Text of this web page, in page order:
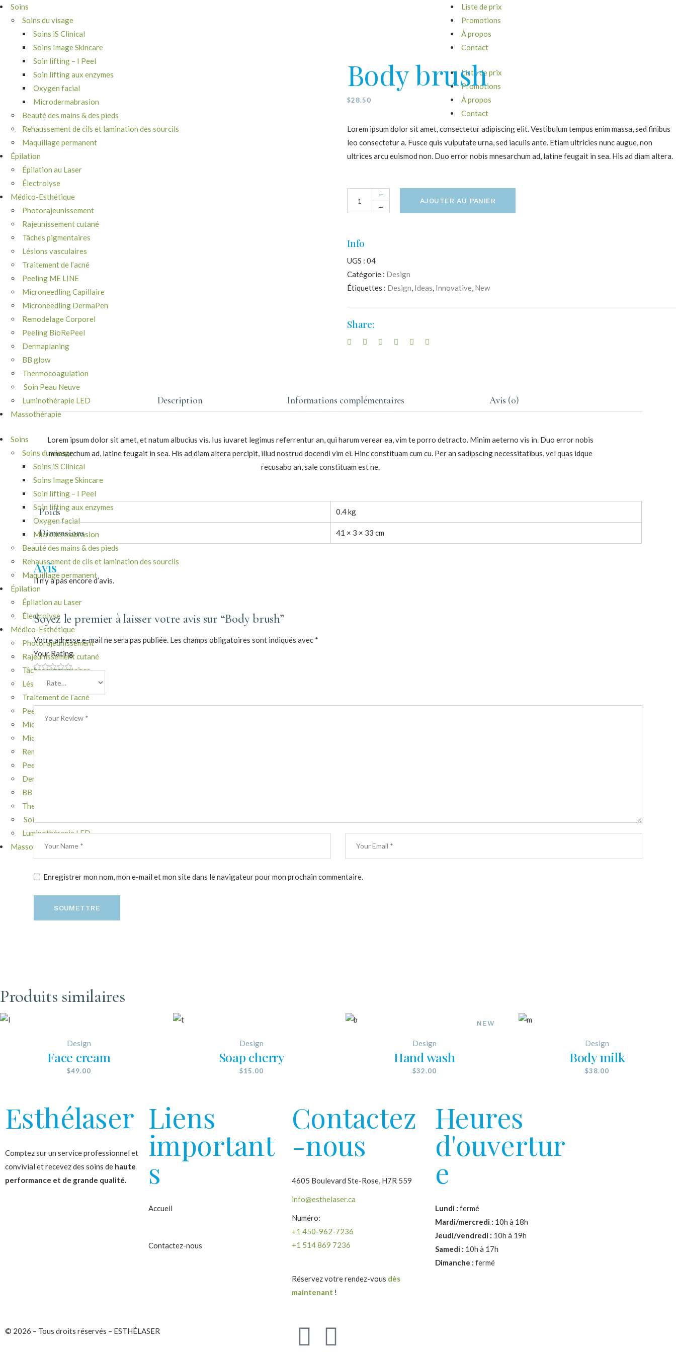
Soins
Soins du visage
Soins iS Clinical
Soins Image Skincare
Soin lifting – I Peel
Soin lifting aux enzymes
Oxygen facial
Microdermabrasion
Beauté des mains & des pieds
Rehaussement de cils et lamination des sourcils
Maquillage permanent
Épilation
Épilation au Laser
Électrolyse
Médico-Esthétique
Photorajeunissement
Rajeunissement cutané
Tâches pigmentaires
Lésions vasculaires
Traitement de l’acné
Peeling ME LINE
Microneedling Capillaire
Microneedling DermaPen
Remodelage Corporel
Peeling BioRePeel
Dermaplaning
BB glow
Thermocoagulation
Soin Peau Neuve
Luminothérapie LED
Massothérapie
Soins
Soins du visage
Soins iS Clinical
Soins Image Skincare
Soin lifting – I Peel
Soin lifting aux enzymes
Oxygen facial
Microdermabrasion
Beauté des mains & des pieds
Rehaussement de cils et lamination des sourcils
Maquillage permanent
Épilation
Épilation au Laser
Électrolyse
Médico-Esthétique
Photorajeunissement
Rajeunissement cutané
Tâches pigmentaires
Lésions vasculaires
Traitement de l’acné
Peeling ME LINE
Microneedling Capillaire
Microneedling DermaPen
Remodelage Corporel
Peeling BioRePeel
Dermaplaning
BB glow
Thermocoagulation
Soin Peau Neuve
Luminothérapie LED
Massothérapie
Liste de prix
Promotions
À propos
Contact
Liste de prix
Promotions
À propos
Contact
Body brush
$28.50
Lorem ipsum dolor sit amet, consectetur adipiscing elit. Vestibulum tempus enim massa, sed finibus
leo consectetur a. Fusce quis vulputate urna, sed iaculis ante. Etiam ultricies nunc augue, non
ultrices arcu euismod non. Duo error nobis mnesarchum ad, latine feugait in sea. His ad diam altera.
AJOUTER AU PANIER
Info
UGS : 04
Catégorie : Design
Étiquettes : Design, Ideas, Innovative, New
Share:
Description Informations complémentaires Avis (0)
Lorem ipsum dolor sit amet, et natum albucius vis. Ius iuvaret legimus referrentur an, qui harum verear ea, vim te porro detracto. Minim aeterno vis in. Duo error nobis
mnesarchum ad, latine feugait in sea. His ad diam altera percipit, illud nostrud docendi vim ei. Hinc constituam cum cu. Per an sadipscing necessitatibus, vel quas idque
recusabo an, sale constituam est ne.
Poids 0.4 kg
Dimensions 41 × 3 × 33 cm
Avis
Il n’y a pas encore d’avis.
Soyez le premier à laisser votre avis sur “Body brush”
Votre adresse e-mail ne sera pas publiée. Les champs obligatoires sont indiqués avec *
Your Rating
Enregistrer mon nom, mon e-mail et mon site dans le navigateur pour mon prochain commentaire.
SOUMETTRE
Produits similaires
Design
Face cream
$49.00
Design
Soap cherry
$15.00
NEW
Design
Hand wash
$32.00
Design
Body milk
$38.00
Esthélaser
Comptez sur un service professionnel et
convivial et recevez des soins de haute
performance et de grande qualité.
Liens
important
s
Accueil
Contactez-nous
Contactez
-nous
4605 Boulevard Ste-Rose, H7R 559
info@esthelaser.ca
Numéro:
+1 450-962-7236
+1 514 869 7236
Réservez votre rendez-vous dès
maintenant !
Heures
d'ouvertur
e
Lundi : fermé
Mardi/mercredi : 10h à 18h
Jeudi/vendredi : 10h à 19h
Samedi : 10h à 17h
Dimanche : fermé
© 2026 – Tous droits réservés – ESTHÉLASER